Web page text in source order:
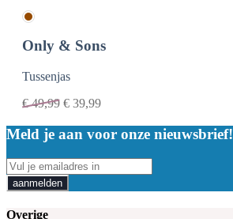
Only & Sons
Tussenjas
€49,99 € 39,99
Meld je aan voor onze nieuwsbrief!
aanmelden
Overige